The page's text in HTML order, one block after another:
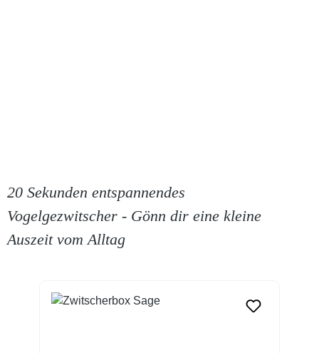
20 Sekunden entspannendes
Vogelgezwitscher - Gönn dir eine kleine
Auszeit vom Alltag